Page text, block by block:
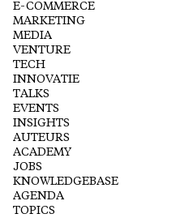
E-COMMERCE
MARKETING
MEDIA
VENTURE
TECH
INNOVATIE
TALKS
EVENTS
INSIGHTS
AUTEURS
ACADEMY
JOBS
KNOWLEDGEBASE
AGENDA
TOPICS